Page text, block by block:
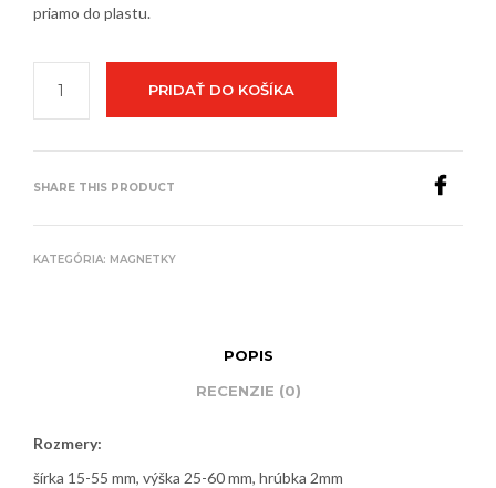
priamo do plastu.
PRIDAŤ DO KOŠÍKA
SHARE THIS PRODUCT
KATEGÓRIA: MAGNETKY
POPIS
RECENZIE (0)
Rozmery:
šírka 15-55 mm, výška 25-60 mm, hrúbka 2mm